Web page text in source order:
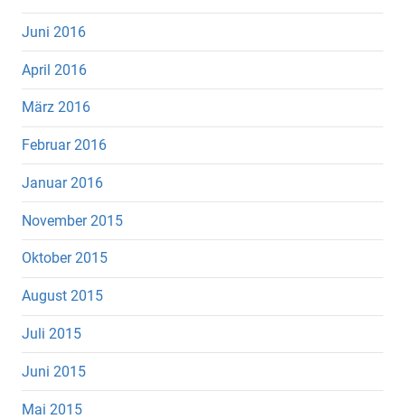
Juni 2016
April 2016
März 2016
Februar 2016
Januar 2016
November 2015
Oktober 2015
August 2015
Juli 2015
Juni 2015
Mai 2015